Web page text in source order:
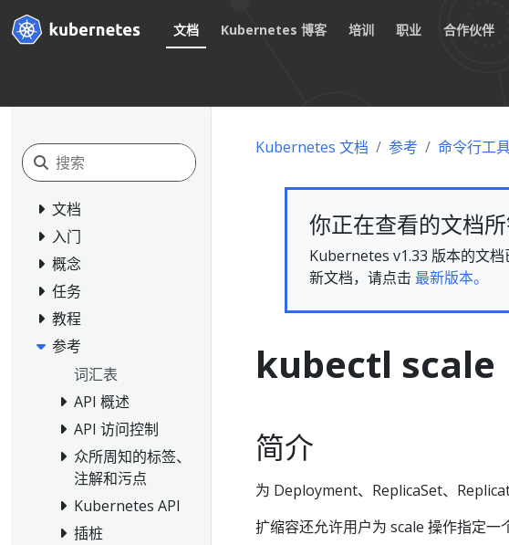
文档 Kubernetes 博客 培训 职业 合作伙伴
文档
入门
概念
任务
教程
参考
词汇表
API 概述
API 访问控制
众所周知的标签、
注解和污点
Kubernetes API
插桩
Kubernetes 文档 参考 命令行工
你正在查看的文档
Kubernetes v1.33 版本的文
新文档，请点击 最新版本。
kubectl scale
简介
为 Deployment、ReplicaSet、
扩缩容还允许用户为 scale 操作指定一